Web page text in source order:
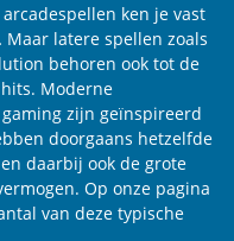
ken je vast
Maar latere spellen zoals
behoren ook tot de
Moderne
zijn geïnspireerd
doorgaans hetzelfde
daarbij ook de grote
Op onze pagina
van deze typische